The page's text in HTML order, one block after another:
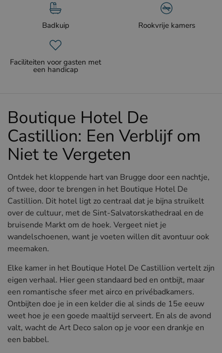
Badkuip Rookvrije kamers
Faciliteiten voor gasten met
een handicap
Boutique Hotel De
Castillion: Een Verblijf om
Niet te Vergeten
Ontdek het kloppende hart van Brugge door een nachtje,
of twee, door te brengen in het Boutique Hotel De
Castillion. Dit hotel ligt zo centraal dat je bijna struikelt
over de cultuur, met de Sint-Salvatorskathedraal en de
bruisende Markt om de hoek. Vergeet niet je
wandelschoenen, want je voeten willen dit avontuur ook
meemaken.
Elke kamer in het Boutique Hotel De Castillion vertelt zijn
eigen verhaal. Hier geen standaard bed en ontbijt, maar
een romantische sfeer met airco en privébadkamers.
Ontbijten doe je in een kelder die al sinds de 15e eeuw
weet hoe je een goede maaltijd serveert. En als de avond
valt, wacht de Art Deco salon op je voor een drankje en
een babbel.